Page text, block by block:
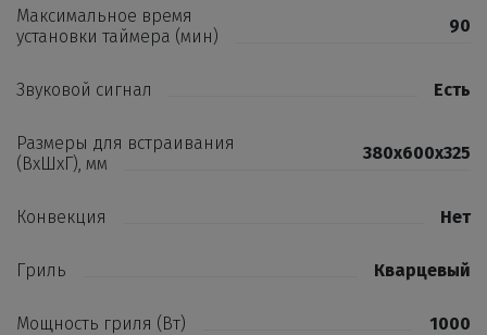
Максимальное время
установки таймера (мин)
90
Звуковой сигнал Есть
Размеры для встраивания
(ВхШхГ), мм
380х600х325
Конвекция Нет
Гриль Кварцевый
Мощность гриля (Вт) 1000